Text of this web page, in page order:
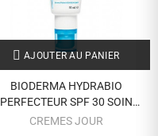
AJOUTER AU PANIER
BIODERMA HYDRABIO
PERFECTEUR SPF 30 SOIN
HYDRATANT LISSANT 40 ML
CREMES JOUR